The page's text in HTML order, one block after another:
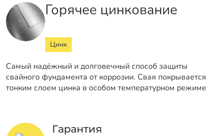
Горячее цинкование
Цинк
Самый надёжный и долговечный способ защиты
свайного фундамента от коррозии. Свая покрывается
тонким слоем цинка в особом температурном режиме
Гарантия